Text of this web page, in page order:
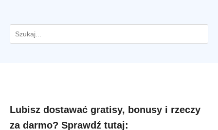
Lubisz dostawać gratisy, bonusy i rzeczy
za darmo? Sprawdź tutaj: